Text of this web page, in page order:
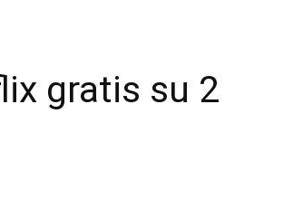
gratis su 2